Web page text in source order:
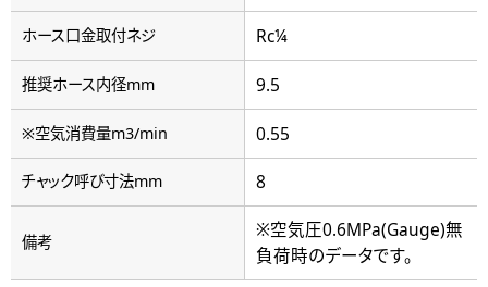
ホース口金取付ネジ Rc¼
推奨ホース内径mm 9.5
※空気消費量m3/min 0.55
チャック呼び寸法mm 8
備考
※空気圧0.6MPa(Gauge)無
負荷時のデータです。